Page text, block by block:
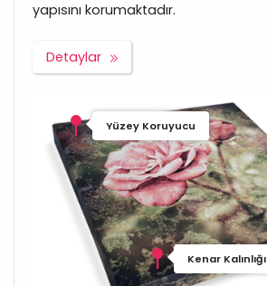
yapısını korumaktadır.
Detaylar
Yüzey Koruyucu
Kenar Kalınlığı